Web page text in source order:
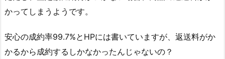
かってしまうようです。
安心の成約率99.7%とHPには書いていますが、返送料がか
かるから成約するしかなかったんじゃないの？